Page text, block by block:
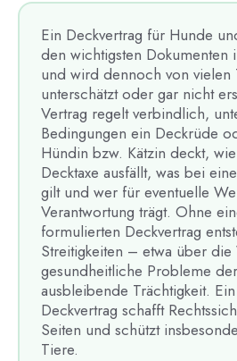
Ein Deckvertrag für Hunde
den wichtigsten
und wird dennoch von vielen
unterschätzt oder gar nicht
Vertrag regelt verbindlich,
Bedingungen ein Deckrüde
Hündin bzw. Kätzin deckt,
Decktaxe ausfällt, was bei
gilt und wer für eventuelle
Verantwortung trägt. Ohne
formulierten Deckvertrag
Streitigkeiten – etwa über die
gesundheitliche Probleme
ausbleibende Trächtigkeit.
Deckvertrag schafft
Seiten und schützt
Tiere.